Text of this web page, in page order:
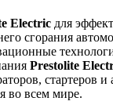
Electric для
сгорания
Prestolite
стартеров и
во всем мире.